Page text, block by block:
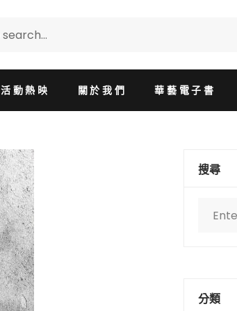
活動熱映 關於我們 華藝電子書
搜尋
分類